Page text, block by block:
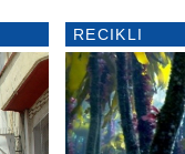
RECIKLI